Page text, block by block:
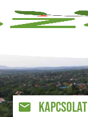
KAPCSOLAT